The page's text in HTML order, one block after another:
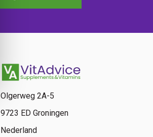
Olgerweg 2A-5
9723 ED Groningen
Nederland